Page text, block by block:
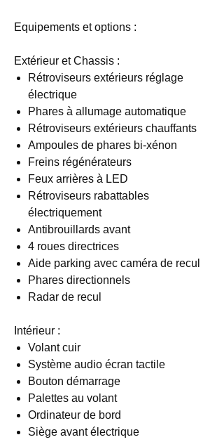
Equipements et options :
Extérieur et Chassis :
Rétroviseurs extérieurs réglage
électrique
Phares à allumage automatique
Rétroviseurs extérieurs chauffants
Ampoules de phares bi-xénon
Freins régénérateurs
Feux arrières à LED
Rétroviseurs rabattables
électriquement
Antibrouillards avant
4 roues directrices
Aide parking avec caméra de recul
Phares directionnels
Radar de recul
Intérieur :
Volant cuir
Système audio écran tactile
Bouton démarrage
Palettes au volant
Ordinateur de bord
Siège avant électrique